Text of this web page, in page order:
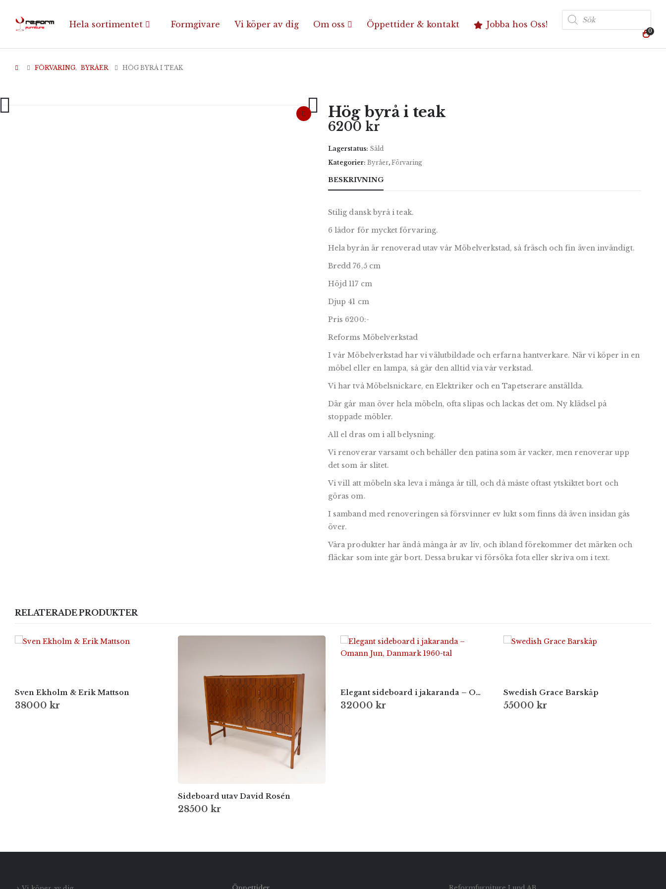
Hela sortimentet Formgivare Vi köper av dig Om oss Öppettider & kontakt Jobba hos Oss!
Produktsökning
0
FÖRVARING, BYRÅER HÖG BYRÅ I TEAK
Hög byrå i teak
6200 kr
Lagerstatus: Såld
Kategorier: Byråer, Förvaring
BESKRIVNING
Stilig dansk byrå i teak.
6 lådor för mycket förvaring.
Hela byrån är renoverad utav vår Möbelverkstad, så fräsch och fin även invändigt.
Bredd 76,5 cm
Höjd 117 cm
Djup 41 cm
Pris 6200:-
Reforms Möbelverkstad
I vår Möbelverkstad har vi välutbildade och erfarna hantverkare. När vi köper in en
möbel eller en lampa, så går den alltid via vår verkstad.
Vi har två Möbelsnickare, en Elektriker och en Tapetserare anställda.
Där går man över hela möbeln, ofta slipas och lackas det om. Ny klädsel på
stoppade möbler.
All el dras om i all belysning.
Vi renoverar varsamt och behåller den patina som är vacker, men renoverar upp
det som är slitet.
Vi vill att möbeln ska leva i många år till, och då måste oftast ytskiktet bort och
göras om.
I samband med renoveringen så försvinner ev lukt som finns då även insidan gås
över.
Våra produkter har ändå många år av liv, och ibland förekommer det märken och
fläckar som inte går bort. Dessa brukar vi försöka fota eller skriva om i text.
RELATERADE PRODUKTER
Sven Ekholm & Erik Mattson
38000 kr
Sideboard utav David Rosén
28500 kr
Elegant sideboard i jakaranda – Omann Jun, Danmark 1960-tal
32000 kr
Swedish Grace Barskåp
55000 kr